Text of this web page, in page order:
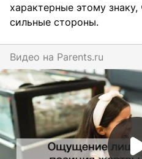
характерные этому
сильные стороны.
Видео на parents.ru